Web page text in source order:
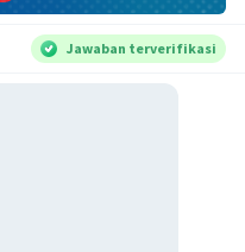
Jawaban terverifikasi